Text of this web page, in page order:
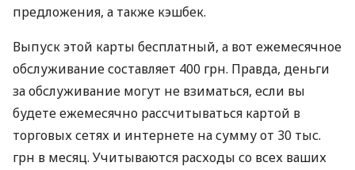
предложения, а также кэшбек.
Выпуск этой карты бесплатный, а вот ежемесячное
обслуживание составляет 400 грн. Правда, деньги
за обслуживание могут не взиматься, если вы
будете ежемесячно рассчитываться картой в
торговых сетях и интернете на сумму от 30 тыс.
грн в месяц. Учитываются расходы со всех ваших